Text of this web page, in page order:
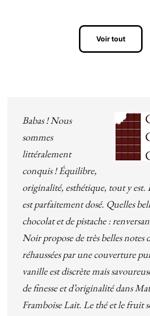
Voir tout
Babas ! Nous
sommes
littéralement
conquis ! Équilibre,
originalité, esthétique, tout y est.
est parfaitement dosé. Quelles
chocolat et de pistache :
Noir propose de très belles notes
réhaussées par une couverture
vanille est discrète mais
de finesse et d’originalité dans
Framboise Lait. Le thé et le fruit